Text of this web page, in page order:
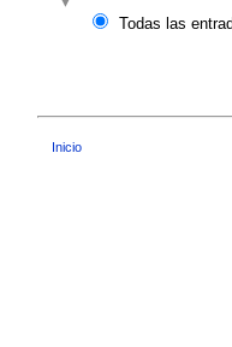
Todas las
Inicio